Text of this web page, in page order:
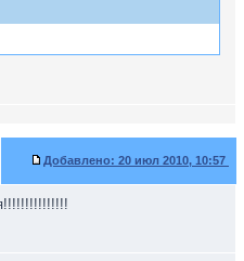
Добавлено: 20 июл 2010, 10:57